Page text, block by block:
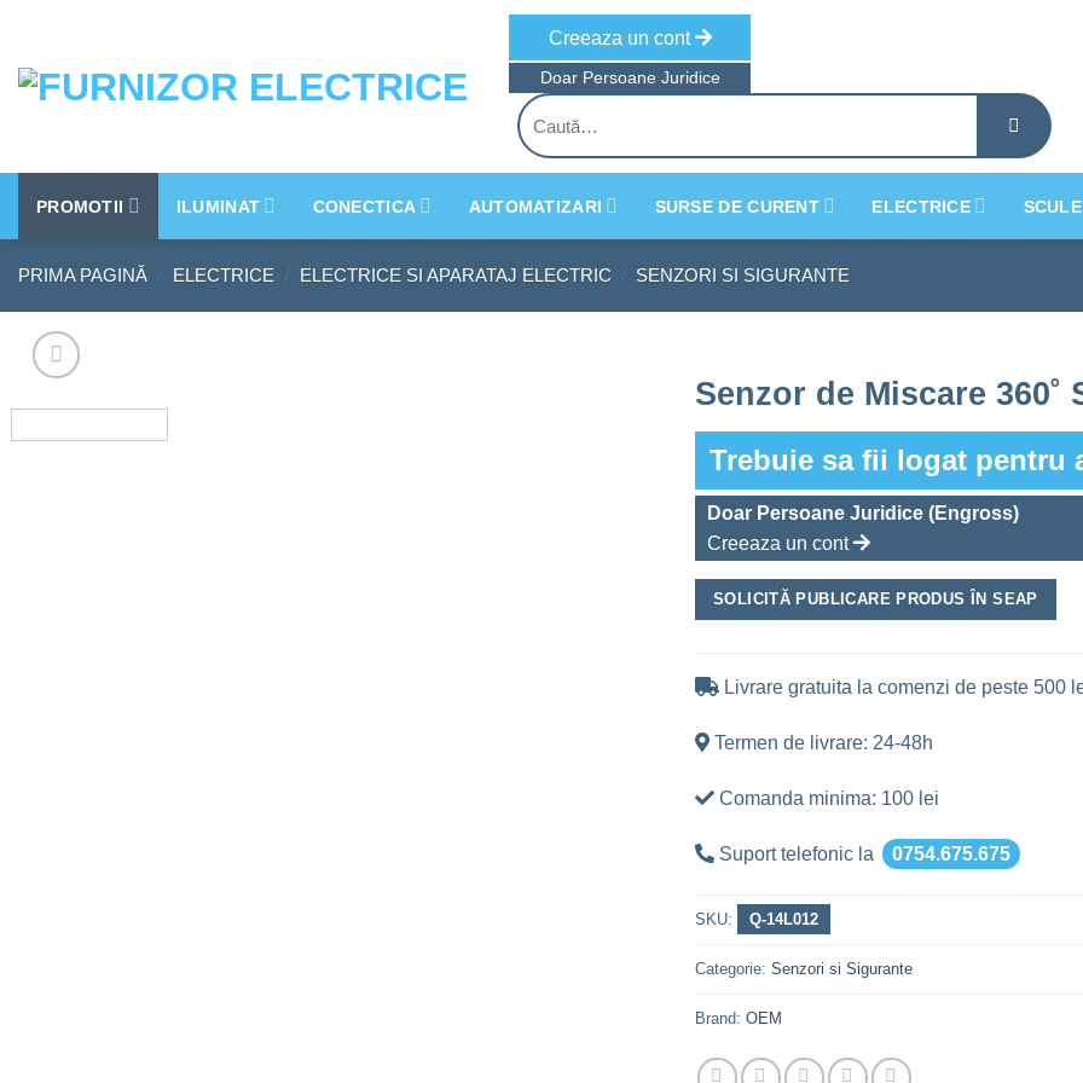
content
Creeaza un cont
Doar Persoane Juridice
Caută
după:
PROMOTII ILUMINAT CONECTICA AUTOMATIZARI SURSE DE CURENT ELECTRICE
PRIMA PAGINĂ ELECTRICE ELECTRICE SI APARATAJ ELECTRIC SENZORI SI SIGURANTE
Senzor de Miscare 360˚
Trebuie sa fii logat pentru
Doar Persoane Juridice (Engross)
Creeaza un cont
SOLICITĂ PUBLICARE PRODUS ÎN SEAP
Livrare gratuita la comenzi de peste 500
Termen de livrare: 24-48h
Comanda minima: 100 lei
Suport telefonic la 0754.675.675
SKU: Q-14L012
Categorie: Senzori si Sigurante
Brand: OEM